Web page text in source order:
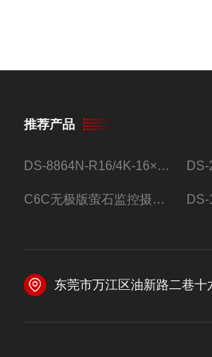
推荐产品
DS-8864N-R16/4K-16×4T/希捷16盘位录像机
C6C无极版萤石监控摄像头
东莞市万江区油新路二巷十